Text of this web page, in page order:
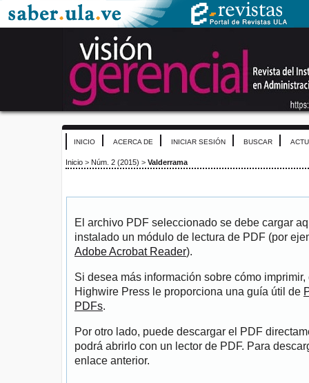
INICIO ACERCA DE INICIAR SESIÓN BUSCAR
Inicio > Núm. 2 (2015) > Valderrama
El archivo PDF seleccionado se debe cargar
instalado un módulo de lectura de PDF (por
Adobe Acrobat Reader).
Si desea más información sobre cómo
Highwire Press le proporciona una guía útil de
PDFs.
Por otro lado, puede descargar el PDF
podrá abrirlo con un lector de PDF. Para
enlace anterior.